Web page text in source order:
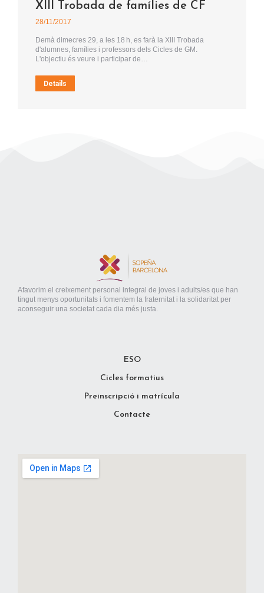
XIII Trobada de famílies de CF
28/11/2017
Demà dimecres 29, a les 18 h, es farà la XIII Trobada
d'alumnes, famílies i professors dels Cicles de GM.
L'objectiu és veure i participar de…
Details
Afavorim el creixement personal integral de joves i adults/es que han
tingut menys oportunitats i fomentem la fraternitat i la solidaritat per
aconseguir una societat cada dia més justa.
ESO
Cicles formatius
Preinscripció i matrícula
Contacte